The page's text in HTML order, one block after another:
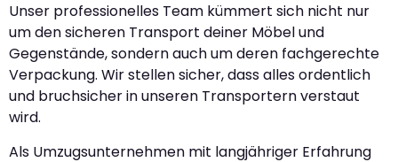
Unser professionelles Team kümmert sich nicht nur
um den sicheren Transport deiner Möbel und
Gegenstände, sondern auch um deren fachgerechte
Verpackung. Wir stellen sicher, dass alles ordentlich
und bruchsicher in unseren Transportern verstaut
wird.
Als Umzugsunternehmen mit langjähriger Erfahrung